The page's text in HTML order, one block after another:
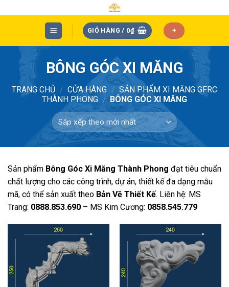
to
GIỎ HÀNG / 0₫ +
BÔNG GÓC XI MĂNG
TRANG CHỦ / CỬA HÀNG / SẢN PHẨM XI MĂNG GFRC
THÀNH PHONG / BÔNG GÓC XI MĂNG
Sản phẩm Bông Góc Xi Măng Thành Phong đạt tiêu chuẩn
chất lượng cho các công trình, dự án, thiết kế đa dạng mẫu
mã, có thể sản xuất theo Bản Vẽ Thiết Kế. Liên hệ: MS
Trang: 0888.853.690 – MS Kim Cương: 0858.545.779